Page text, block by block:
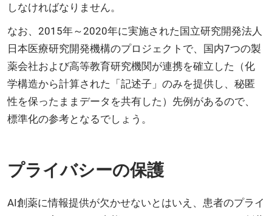
しなければなりません。
なお、2015年～2020年に実施された国立研究開発法人
日本医療研究開発機構のプロジェクトで、国内7つの製
薬会社および高等教育研究機関が連携を確立した（化
学構造から計算された「記述子」のみを提供し、秘匿
性を保ったままデータを共有した）先例があるので、
標準化の参考となるでしょう。
プライバシーの保護
AI創薬に情報提供が欠かせないとはいえ、患者のプライ